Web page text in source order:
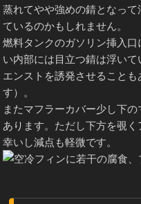
蒸れてやや強めの錆となっ
ているのかもしれません。
燃料タンクのガソリン挿入
い内部には目立つ錆は浮い
エンストを誘発させること
す）。
またマフラーカバー少し下
あります。ただし下方を覗
幸いし減点も軽微です。